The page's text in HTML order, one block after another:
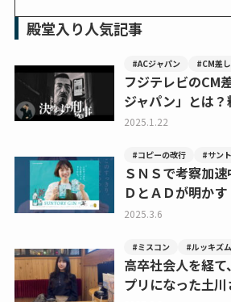
殿堂入り人気記事
#ACジャパン #CM差
フジテレビのCM
ジャパン」とは
2025.1.22
#コピーの改行 #サン
ＳＮＳで考察加
ＤとＡＤが明か
2025.3.6
#ミスコン #ルッキズム
高卒社会人を経
プリになった土